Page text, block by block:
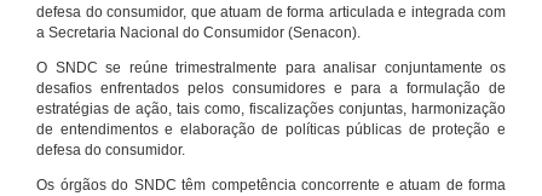
defesa do consumidor, que atuam de forma articulada e integrada com
a Secretaria Nacional do Consumidor (Senacon).
O SNDC se reúne trimestralmente para analisar conjuntamente os
desafios enfrentados pelos consumidores e para a formulação de
estratégias de ação, tais como, fiscalizações conjuntas, harmonização
de entendimentos e elaboração de políticas públicas de proteção e
defesa do consumidor.
Os órgãos do SNDC têm competência concorrente e atuam de forma